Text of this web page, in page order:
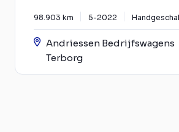
98.903 km 5-2022
Andriessen Bedrijfswagens
Terborg